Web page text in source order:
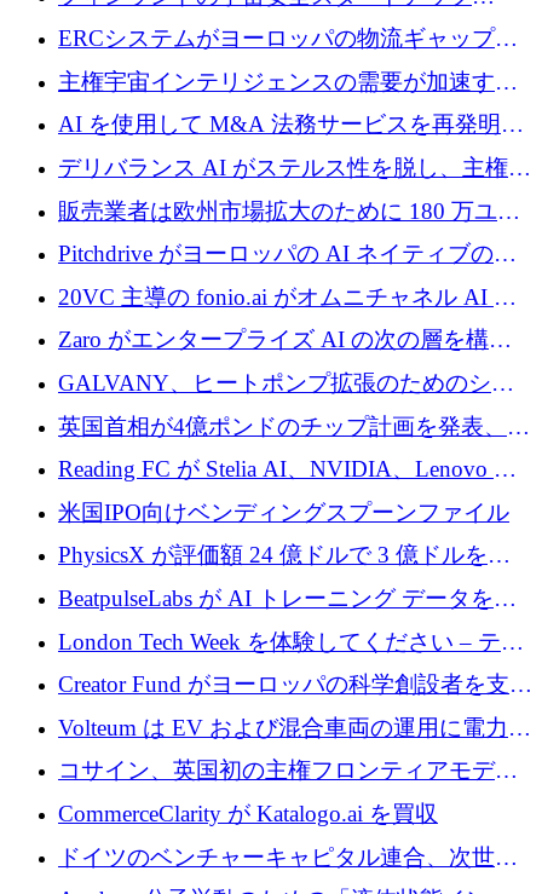
Aavuus が、スペースデブリ追跡に取り組むプ
レシード資金を獲得
ERCシステムがヨーロッパの物流ギャップを
埋めるために設計された重量物運搬用eVTOL
であるVictorを発表
主権宇宙インテリジェンスの需要が加速する
中、ICEYEは評価額100億ユーロ以上で4億
AI を使用して M&A 法務サービスを再発明す
るために 110 万ユーロを適切に確保
デリバランス AI がステルス性を脱し、主権の
あるエンタープライズ AI を強化
販売業者は欧州市場拡大のために 180 万ユー
ロを確保
Pitchdrive がヨーロッパの AI ネイティブの創
業者を支援するために 6,000 万ユーロを調達
20VC 主導の fonio.ai がオムニチャネル AI プ
ラットフォームのために 1,700 万ドルを調達
Zaro がエンタープライズ AI の次の層を構築
するために 510 万ドルを獲得
GALVANY、ヒートポンプ拡張のためのシー
ドラウンドで1,000万ユーロを確保
英国首相が4億ポンドのチップ計画を発表、英
国の新興企業は「ここで拡大」し「ここに留
まる」
Reading FC が Stelia AI、NVIDIA、Lenovo と
協力して AI Center of Excellence を立ち上げ
米国IPO向けベンディングスプーンファイル
PhysicsX が評価額 24 億ドルで 3 億ドルを調
達
BeatpulseLabs が AI トレーニング データを拡
張するために 180 万ドルのプレシードを調達
London Tech Week を体験してください – テク
ノロジーがヨーロッパのイノベーションの未
来を形作る場所
Creator Fund がヨーロッパの科学創設者を支援
するために 5,600 万ドルを調達
Volteum は EV および混合車両の運用に電力を
供給するために 250 万ユーロを寄付
コサイン、英国初の主権フロンティアモデル
で業界の支援を確保
CommerceClarity が Katalogo.ai を買収
ドイツのベンチャーキャピタル連合、次世代
スタートアップの成長に向けて機関投資家へ